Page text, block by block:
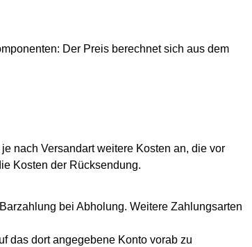
Der Preis berechnet sich aus dem
nach Versandart weitere Kosten an, die vor
Kosten der Rücksendung.
bei Abholung. Weitere Zahlungsarten
das dort angegebene Konto vorab zu